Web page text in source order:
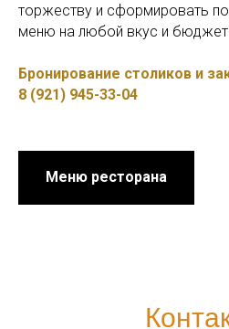
торжеству и сформировать
меню на любой вкус и бюджет.
Бронирование столиков и
8 (921) 945-33-04
Меню ресторана